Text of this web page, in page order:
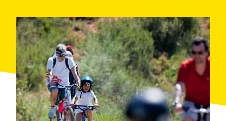
antiguos medievales. Es un destino ideal de
enoturismo que permite visitar diversasbodegas
modernistasy disfrutar de laDO Terra Alta